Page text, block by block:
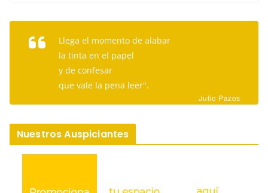
Llega el momento de alabar
la tinta en el papel
y de confesar
que vale la pena leer".
Julio Pazos
Nuestros Auspiciantes